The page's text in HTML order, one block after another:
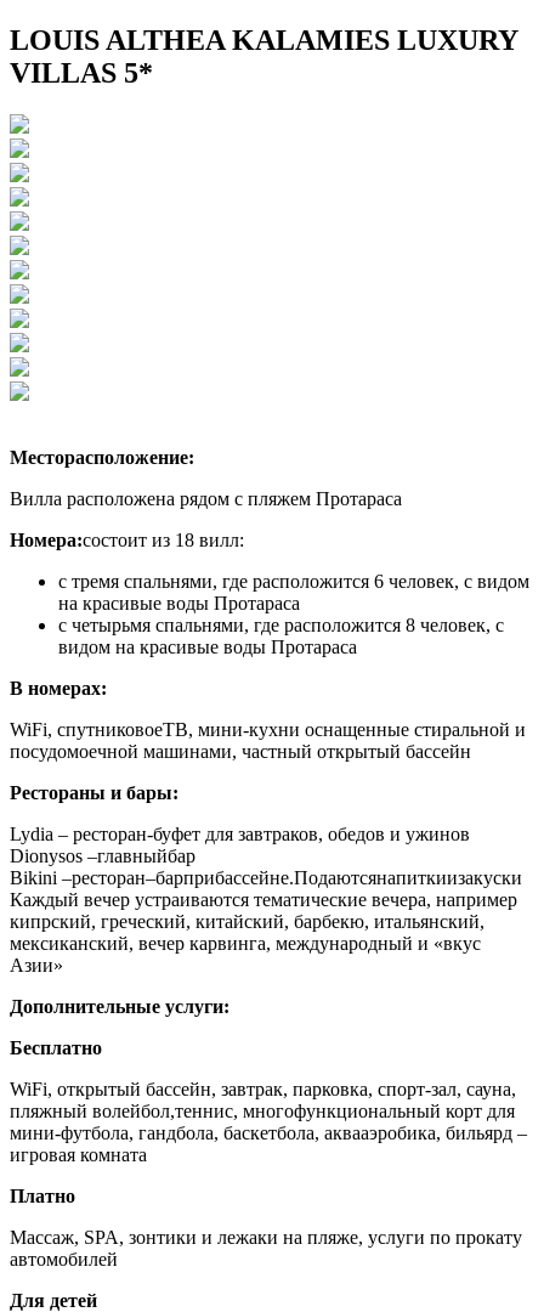
LOUIS ALTHEA KALAMIES LUXURY
VILLAS 5*
Месторасположение:
Вилла расположена рядом с пляжем Протараса
Номера:состоит из 18 вилл:
с тремя спальнями, где расположится 6 человек, с видом
на красивые воды Протараса
с четырьмя спальнями, где расположится 8 человек, с
видом на красивые воды Протараса
В номерах:
WiFi, спутниковоеТВ, мини-кухни оснащенные стиральной и
посудомоечной машинами, частный открытый бассейн
Рестораны и бары:
Lydia – ресторан-буфет для завтраков, обедов и ужинов
Dionysos –главныйбар
Bikini –ресторан–барприбассейне.Подаютсянапиткиизакуски
Каждый вечер устраиваются тематические вечера, например
кипрский, греческий, китайский, барбекю, итальянский,
мексиканский, вечер карвинга, международный и «вкус
Азии»
Дополнительные услуги:
Бесплатно
WiFi, открытый бассейн, завтрак, парковка, спорт-зал, сауна,
пляжный волейбол,теннис, многофункциональный корт для
мини-футбола, гандбола, баскетбола, аквааэробика, бильярд –
игровая комната
Платно
Массаж, SPA, зонтики и лежаки на пляже, услуги по прокату
автомобилей
Для детей